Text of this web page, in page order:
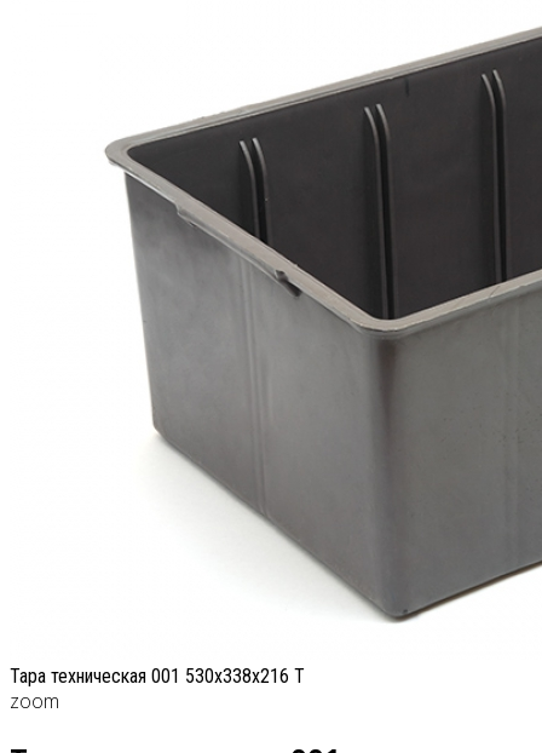
Тара техническая 001 530x338x216 T
zoom